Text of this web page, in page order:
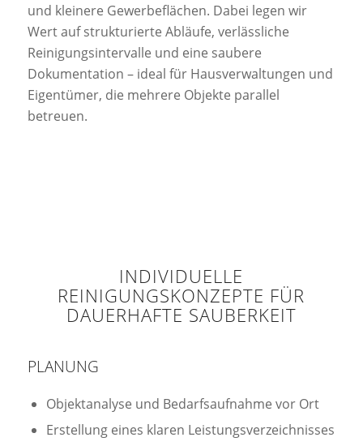
und kleinere Gewerbeflächen. Dabei legen wir
Wert auf strukturierte Abläufe, verlässliche
Reinigungsintervalle und eine saubere
Dokumentation – ideal für Hausverwaltungen und
Eigentümer, die mehrere Objekte parallel
betreuen.
INDIVIDUELLE
REINIGUNGSKONZEPTE FÜR
DAUERHAFTE SAUBERKEIT
PLANUNG
Objektanalyse und Bedarfsaufnahme vor Ort
Erstellung eines klaren Leistungsverzeichnisses